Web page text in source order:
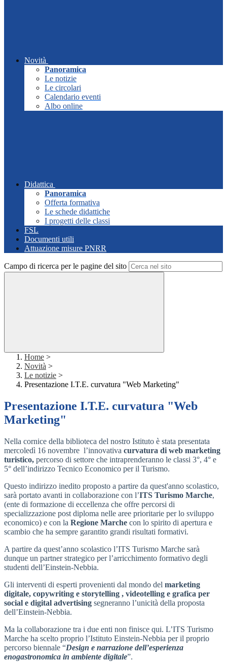
Novità
Panoramica
Le notizie
Le circolari
Calendario eventi
Albo online
Didattica
Panoramica
Offerta formativa
Le schede didattiche
I progetti delle classi
FSL
Documenti utili
Attuazione misure PNRR
Campo di ricerca per le pagine del sito
Home >
Novità >
Le notizie >
Presentazione I.T.E. curvatura "Web Marketing"
Presentazione I.T.E. curvatura "Web
Marketing"
Nella cornice della biblioteca del nostro Istituto è stata presentata
mercoledì 16 novembre l’innovativa curvatura di web marketing
turistico, percorso di settore che intraprenderanno le classi 3°, 4° e
5° dell’indirizzo Tecnico Economico per il Turismo.
Questo indirizzo inedito proposto a partire da quest'anno scolastico,
sarà portato avanti in collaborazione con l’ITS Turismo Marche,
(ente di formazione di eccellenza che offre percorsi di
specializzazione post diploma nelle aree prioritarie per lo sviluppo
economico) e con la Regione Marche con lo spirito di apertura e
scambio che ha sempre garantito grandi risultati formativi.
A partire da quest’anno scolastico l’ITS Turismo Marche sarà
dunque un partner strategico per l’arricchimento formativo degli
studenti dell’Einstein-Nebbia.
Gli interventi di esperti provenienti dal mondo del marketing
digitale, copywriting e storytelling , videotelling e grafica per
social e digital advertising segneranno l’unicità della proposta
dell’Einstein-Nebbia.
Ma la collaborazione tra i due enti non finisce qui. L’ITS Turismo
Marche ha scelto proprio l’Istituto Einstein-Nebbia per il proprio
percorso biennale “Design e narrazione dell’esperienza
enogastronomica in ambiente digitale”.